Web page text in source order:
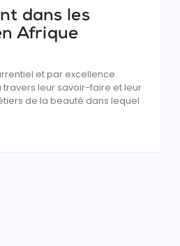
dans les
Afrique
et par excellence
leur savoir-faire et leur
de la beauté dans lequel